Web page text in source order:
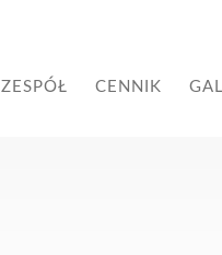
ZESPÓŁ CENNIK